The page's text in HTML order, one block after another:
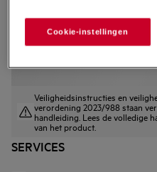
Veiligheidsinstructies en
verordening 2023/988 staan
handleiding. Lees de volledige
van het product.
SERVICES
Cookie-instellingen